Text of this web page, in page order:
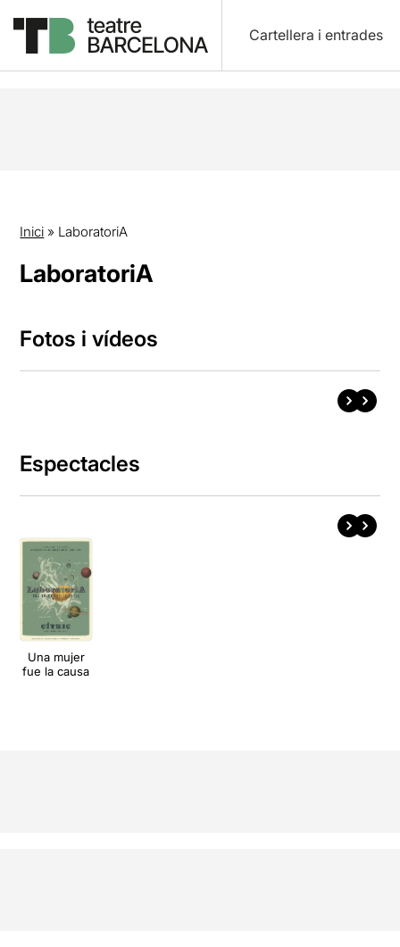
Cartellera i entrades
Inici » LaboratoriA
LaboratoriA
Fotos i vídeos
Espectacles
Una mujer
fue la causa